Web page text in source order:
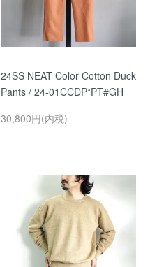
24SS NEAT Color Cotton Duck
Pants / 24-01CCDP*PT#GH
30,800円(内税)